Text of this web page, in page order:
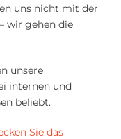
uns nicht mit der
wir gehen die
unsere
internen und
beliebt.
Sie das